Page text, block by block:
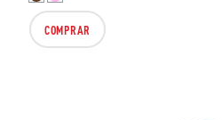
COMPRAR